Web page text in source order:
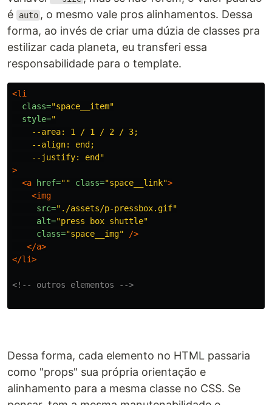
é
auto , o mesmo vale pros alinhamentos. Dessa
forma, ao invés de criar uma dúzia de classes pra
estilizar cada planeta, eu transferi essa
responsabilidade para o template.
<li
class="space__item"
style="
    --area: 1 / 1 / 2 / 3;
    --align: end;
    --justify: end"
>
<a
href="" class="space__link">
<img
src="./assets/p-pressbox.gif"
alt="press box shuttle"
class="space__img"
/>
</a>
</li>
<!-- outros elementos -->
Dessa forma, cada elemento no HTML passaria
como "props" sua própria orientação e
alinhamento para a mesma classe no CSS. Se